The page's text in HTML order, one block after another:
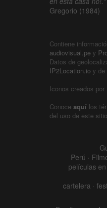
Gregorio (1984)
Contiene
audiovisual.pe y
Datos de
IP2Location.io y de
Iconos creados por
Conoce aquí los
del uso de este
Perú ·
películas
cartelera ·